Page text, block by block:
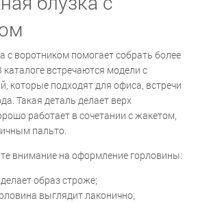
с воротником помогает собрать более
встречаются модели с
которые подходят для офиса, встречи
Такая деталь делает верх
работает в сочетании с жакетом,
пальто.
внимание на оформление горловины:
образ строже;
выглядит лаконично;